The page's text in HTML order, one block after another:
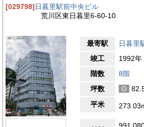
手が良く、個別空調とOAフロアが完備さ
男女別に設置されており、利用者の利
日清ビルの周辺環境は、ビジネス活動に
的です。日暮里駅周辺には、多くのショ
店があります。「エキュート日暮里」や
のショッピング施設があり、ビジネスラ
の買い物にも便利です。さまざまなジャ
おり、多様なグルメを楽しむことができ
里繊維街」や「谷中銀座商店街」があり
楽しむことができます。また、「荒川自
園」も近くにあり、自然を感じながらリ
っています。これらの施設は、仕事の後
[029798]日暮里駅前中央ビル
荒川区東日暮里6-60-10
最寄駅 日暮里
竣工
1992年
階数
8階
坪数
G
平米